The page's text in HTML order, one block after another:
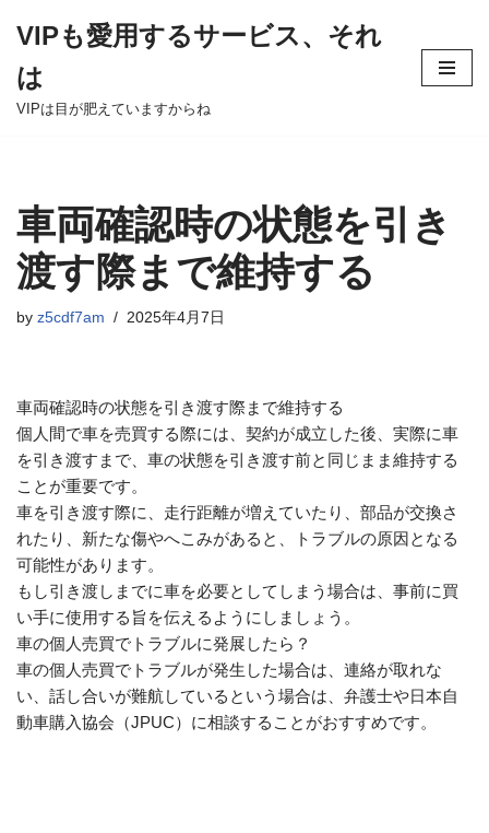
to
content
VIPも愛用するサービス、それ
は
VIPは目が肥えていますからね
車両確認時の状態を引き
渡す際まで維持する
by z5cdf7am 2025年4月7日
車両確認時の状態を引き渡す際まで維持する
個人間で車を売買する際には、契約が成立した後、実際に車
を引き渡すまで、車の状態を引き渡す前と同じまま維持する
ことが重要です。
車を引き渡す際に、走行距離が増えていたり、部品が交換さ
れたり、新たな傷やへこみがあると、トラブルの原因となる
可能性があります。
もし引き渡しまでに車を必要としてしまう場合は、事前に買
い手に使用する旨を伝えるようにしましょう。
車の個人売買でトラブルに発展したら？
車の個人売買でトラブルが発生した場合は、連絡が取れな
い、話し合いが難航しているという場合は、弁護士や日本自
動車購入協会（JPUC）に相談することがおすすめです。